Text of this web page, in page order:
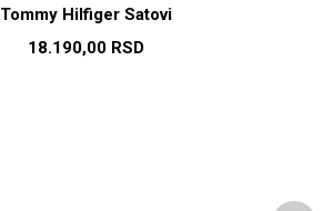
Tommy Hilfiger Satovi
18.190,00 RSD